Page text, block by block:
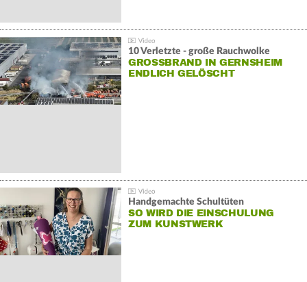
10 Verletzte - große Rauchwolke
GROSSBRAND IN GERNSHEIM E
NDLICH GELÖSCHT
Handgemachte Schultüten
SO WIRD DIE EINSCHULUNG
ZUM KUNSTWERK